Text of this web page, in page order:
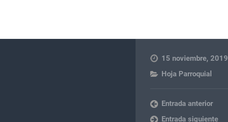
15 noviembre, 2019
Hoja Parroquial
Entrada anterior
Entrada siguiente